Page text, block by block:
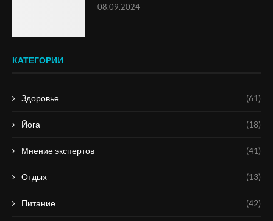
08.09.2024
КАТЕГОРИИ
Здоровье (61)
Йога (18)
Мнение экспертов (41)
Отдых (13)
Питание (42)